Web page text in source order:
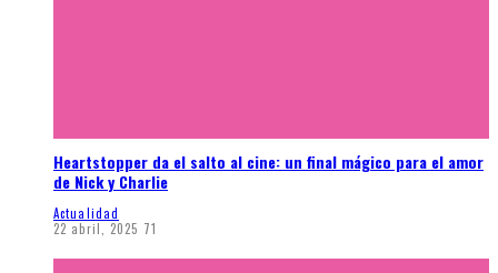
Heartstopper da el salto al cine: un final mágico para el amor
de Nick y Charlie
Actualidad
22 abril, 2025 71